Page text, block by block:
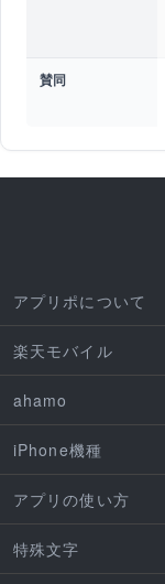
賛同
アプリポについて
楽天モバイル
ahamo
iPhone機種
アプリの使い方
特殊文字